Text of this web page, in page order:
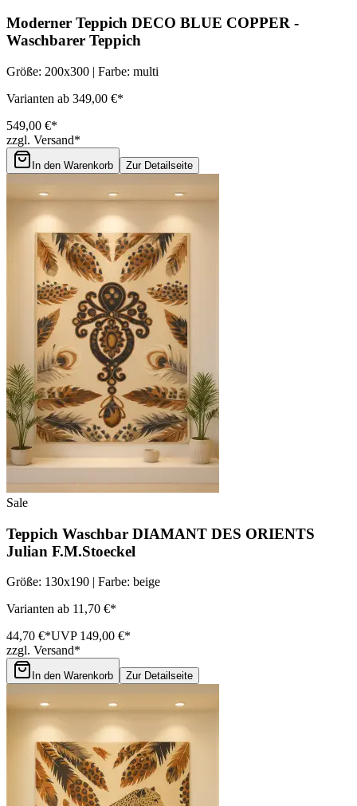
Moderner Teppich DECO BLUE COPPER -
Waschbarer Teppich
Größe: 200x300 | Farbe: multi
Varianten ab 349,00 €*
549,00 €*
zzgl. Versand*
In den Warenkorb Zur Detailseite
Sale
Teppich Waschbar DIAMANT DES ORIENTS
Julian F.M.Stoeckel
Größe: 130x190 | Farbe: beige
Varianten ab 11,70 €*
44,70 €*UVP 149,00 €*
zzgl. Versand*
In den Warenkorb Zur Detailseite